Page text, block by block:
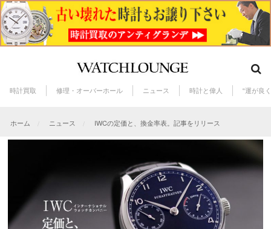
時計買取 修理・オーバーホール ニュース 時計と偉人 “運が良
ホーム ニュース IWCの定価と、換金率表。記事をリリース